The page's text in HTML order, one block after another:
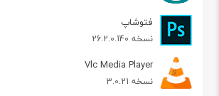
فتوشاپ
نسخه 26.2.0.140
Vlc Media Player
نسخه 3.0.21